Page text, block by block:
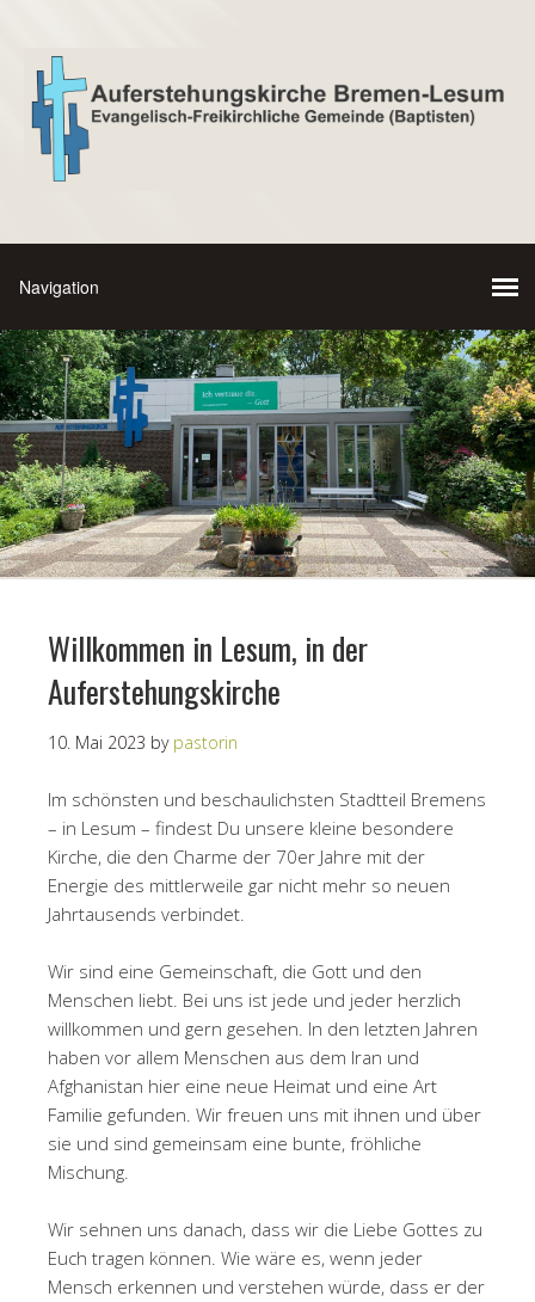
Willkommen in Lesum, in der
Auferstehungskirche
10. Mai 2023 by pastorin
Im schönsten und beschaulichsten Stadtteil Bremens
– in Lesum – findest Du unsere kleine besondere
Kirche, die den Charme der 70er Jahre mit der
Energie des mittlerweile gar nicht mehr so neuen
Jahrtausends verbindet.
Wir sind eine Gemeinschaft, die Gott und den
Menschen liebt. Bei uns ist jede und jeder herzlich
willkommen und gern gesehen. In den letzten Jahren
haben vor allem Menschen aus dem Iran und
Afghanistan hier eine neue Heimat und eine Art
Familie gefunden. Wir freuen uns mit ihnen und über
sie und sind gemeinsam eine bunte, fröhliche
Mischung.
Wir sehnen uns danach, dass wir die Liebe Gottes zu
Euch tragen können. Wie wäre es, wenn jeder
Mensch erkennen und verstehen würde, dass er der